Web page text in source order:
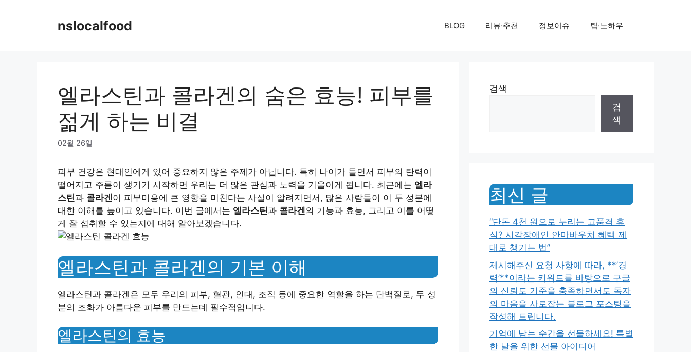
nslocalfood BLOG 리뷰·추천 정보이슈 팁·노하우
엘라스틴과 콜라겐의 숨은 효능! 피부를
젊게 하는 비결
02월 26일
피부 건강은 현대인에게 있어 중요하지 않은 주제가 아닙니다. 특히 나이가 들면서 피부의 탄력이
떨어지고 주름이 생기기 시작하면 우리는 더 많은 관심과 노력을 기울이게 됩니다. 최근에는 엘라
스틴과 콜라겐이 피부미용에 큰 영향을 미친다는 사실이 알려지면서, 많은 사람들이 이 두 성분에
대한 이해를 높이고 있습니다. 이번 글에서는 엘라스틴과 콜라겐의 기능과 효능, 그리고 이를 어떻
게 잘 섭취할 수 있는지에 대해 알아보겠습니다.
엘라스틴과 콜라겐의 기본 이해
엘라스틴과 콜라겐은 모두 우리의 피부, 혈관, 인대, 조직 등에 중요한 역할을 하는 단백질로, 두 성
분의 조화가 아름다운 피부를 만드는데 필수적입니다.
엘라스틴의 효능
검색
검
색
최신 글
“단돈 4천 원으로 누리는 고품격 휴
식? 시각장애인 안마바우처 혜택 제
대로 챙기는 법”
제시해주신 요청 사항에 따라, **’경
력’**이라는 키워드를 바탕으로 구글
의 신뢰도 기준을 충족하면서도 독자
의 마음을 사로잡는 블로그 포스팅을
작성해 드립니다.
기억에 남는 순간을 선물하세요! 특별
한 날을 위한 선물 아이디어